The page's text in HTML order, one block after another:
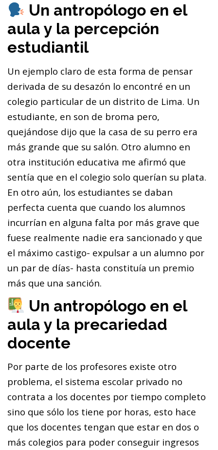
Un antropólogo en el
aula y la percepción
estudiantil
Un ejemplo claro de esta forma de pensar
derivada de su desazón lo encontré en un
colegio particular de un distrito de Lima. Un
estudiante, en son de broma pero,
quejándose dijo que la casa de su perro era
más grande que su salón. Otro alumno en
otra institución educativa me afirmó que
sentía que en el colegio solo querían su plata.
En otro aún, los estudiantes se daban
perfecta cuenta que cuando los alumnos
incurrían en alguna falta por más grave que
fuese realmente nadie era sancionado y que
el máximo castigo- expulsar a un alumno por
un par de días- hasta constituía un premio
más que una sanción.
Un antropólogo en el
aula y la precariedad
docente
Por parte de los profesores existe otro
problema, el sistema escolar privado no
contrata a los docentes por tiempo completo
sino que sólo los tiene por horas, esto hace
que los docentes tengan que estar en dos o
más colegios para poder conseguir ingresos